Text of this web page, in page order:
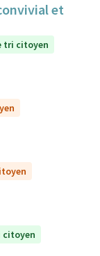
et
tri citoyen
citoyen